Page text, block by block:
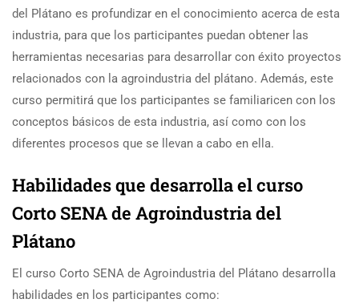
del Plátano es profundizar en el conocimiento acerca de esta
industria, para que los participantes puedan obtener las
herramientas necesarias para desarrollar con éxito proyectos
relacionados con la agroindustria del plátano. Además, este
curso permitirá que los participantes se familiaricen con los
conceptos básicos de esta industria, así como con los
diferentes procesos que se llevan a cabo en ella.
Habilidades que desarrolla el curso
Corto SENA de Agroindustria del
Plátano
El curso Corto SENA de Agroindustria del Plátano desarrolla
habilidades en los participantes como: